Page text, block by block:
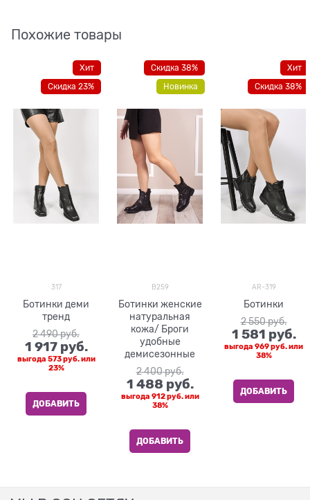
Похожие товары
317
Хит
Скидка 23%
Ботинки деми
тренд
2 490 руб.
1 917 руб.
выгода 573 руб.или
23%
ДОБАВИТЬ
B259
Скидка 38%
Новинка
Ботинки женские
натуральная
кожа/ Броги
удобные
демисезонные
2 400 руб.
1 488 руб.
выгода 912 руб.или
38%
ДОБАВИТЬ
AR-319
Хит
Скидка 38%
Ботинки
2 550 руб.
1 581 руб.
выгода 969 руб.или
38%
ДОБАВИТЬ